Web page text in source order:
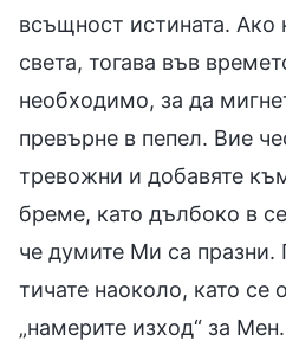
всъщност истината.
света, тогава във
необходимо, за да
превърне в пепел. Вие
тревожни и добавяте
бреме, като дълбоко в
че думите Ми са празни.
тичате наоколо, като се
„намерите изход“ за